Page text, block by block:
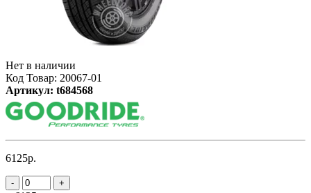
Нет в наличии
Код Товар: 20067-01
Артикул: t684568
6125р.
- +